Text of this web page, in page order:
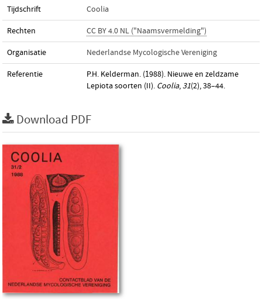
Tijdschrift Coolia
Rechten CC BY 4.0 NL ("Naamsvermelding")
Organisatie Nederlandse Mycologische Vereniging
Referentie
P.H. Kelderman. (1988). Nieuwe en zeldzame
Lepiota soorten (II). Coolia, 31(2), 38–44.
Download PDF